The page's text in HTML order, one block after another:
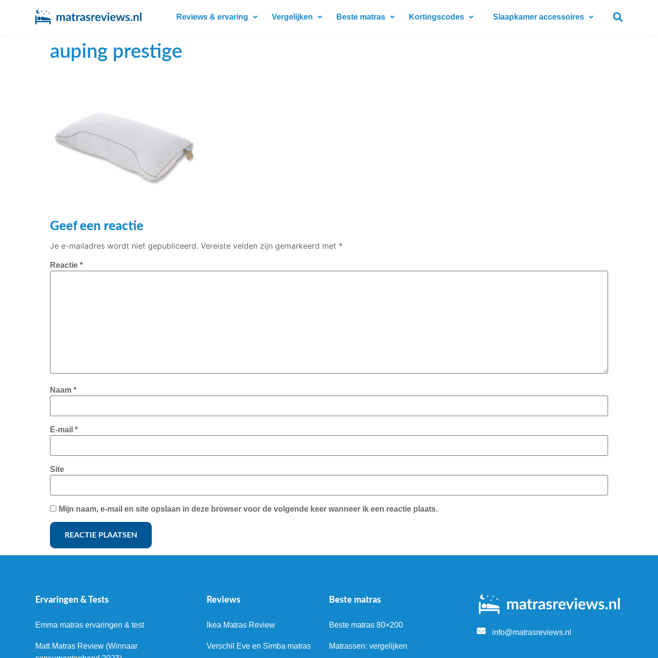
Reviews & ervaring Vergelijken Beste matras Kortingscodes Slaapkamer accessoires
auping prestige
Geef een reactie
Je e-mailadres wordt niet gepubliceerd. Vereiste velden zijn gemarkeerd met *
Reactie *
Naam *
E-mail *
Site
Mijn naam, e-mail en site opslaan in deze browser voor de volgende keer wanneer ik een reactie plaats.
Ervaringen & Tests
Emma matras ervaringen & test
Matt Matras Review (Winnaar
Reviews
Ikea Matras Review
Verschil Eve en Simba matras
Beste matras
Beste matras 80×200
Matrassen: vergelijken
info@matrasreviews.nl